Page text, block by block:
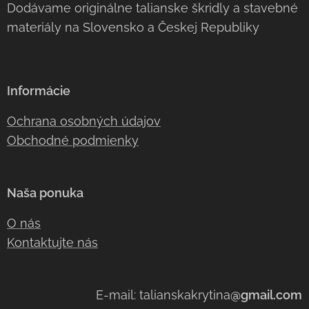
Dodávame originálne talianske škridly a stavebné
materiály na Slovensko a Českej Republiky
Informácie
Ochrana osobných údajov
Obchodné podmienky
Naša ponuka
O nás
Kontaktujte nás
E-mail: talianskakrytina@gmail.com